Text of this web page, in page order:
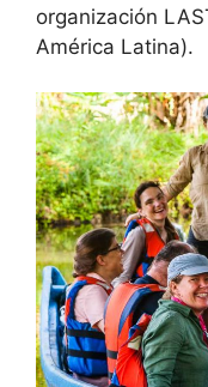
organización
América Latina).